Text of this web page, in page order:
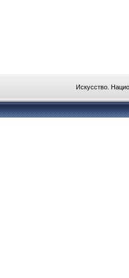
Искусство.